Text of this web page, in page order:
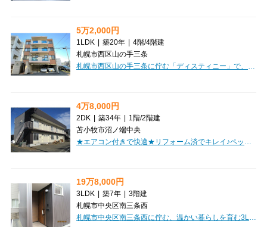
5万2,000円
1LDK | 築20年 | 4階/4階建
札幌市西区山の手三条
4万8,000円
2DK | 築34年 | 1階/2階建
苫小牧市沼ノ端中央
19万8,000円
3LDK | 築7年 | 3階建
札幌市中央区南三条西